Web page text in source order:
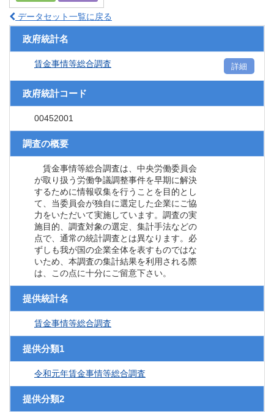
データセット一覧に戻る
政府統計名
賃金事情等総合調査 詳細
政府統計コード
00452001
調査の概要
賃金事情等総合調査は、中央労働委員会
が取り扱う労働争議調整事件を早期に解決
するために情報収集を行うことを目的とし
て、当委員会が独自に選定した企業にご協
力をいただいて実施しています。調査の実
施目的、調査対象の選定、集計手法などの
点で、通常の統計調査とは異なります。必
ずしも我が国の企業全体を表すものではな
いため、本調査の集計結果を利用される際
は、この点に十分にご留意下さい。
提供統計名
賃金事情等総合調査
提供分類1
令和元年賃金事情等総合調査
提供分類2